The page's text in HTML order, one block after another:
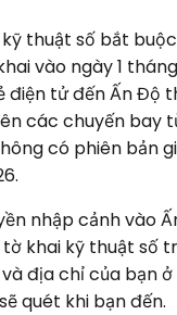
thuật số bắt
vào ngày 1
điện tử đến Ấn Độ
các chuyến bay
có phiên bản
nhập cảnh vào
khai kỹ thuật số
địa chỉ của bạn ở
quét khi bạn đến.